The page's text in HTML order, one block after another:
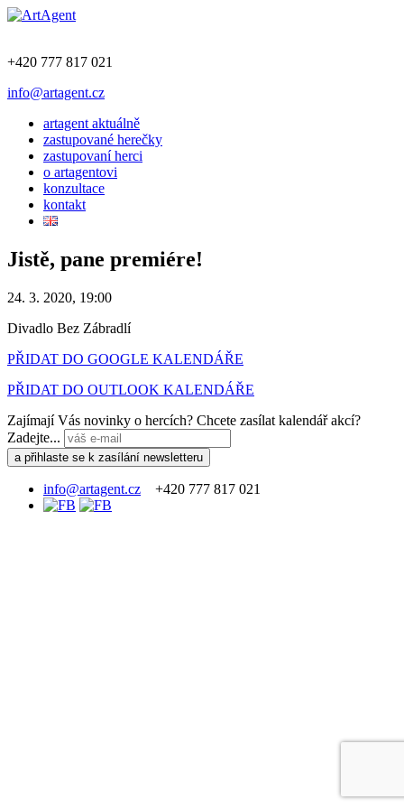
+420 777 817 021
info@artagent.cz
artagent aktuálně
zastupované herečky
zastupovaní herci
o artagentovi
konzultace
kontakt
Jistě, pane premiére!
24. 3. 2020, 19:00
Divadlo Bez Zábradlí
PŘIDAT DO GOOGLE KALENDÁŘE
PŘIDAT DO OUTLOOK KALENDÁŘE
Zajímají Vás novinky o hercích? Chcete zasílat kalendář akcí?
Zadejte...
info@artagent.cz +420 777 817 021